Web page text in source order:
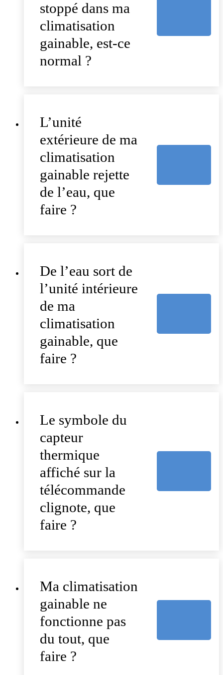
stoppé dans ma
climatisation
gainable, est-ce
normal ?
L’unité
extérieure de ma
climatisation
gainable rejette
de l’eau, que
faire ?
De l’eau sort de
l’unité intérieure
de ma
climatisation
gainable, que
faire ?
Le symbole du
capteur
thermique
affiché sur la
télécommande
clignote, que
faire ?
Ma climatisation
gainable ne
fonctionne pas
du tout, que
faire ?